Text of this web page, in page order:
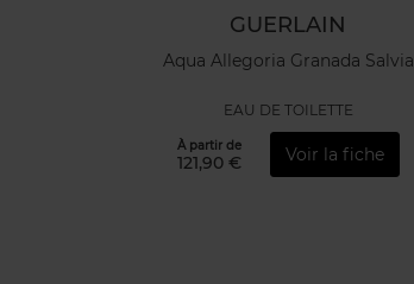
GUERLAIN
Aqua Allegoria Granada Salvia
EAU DE TOILETTE
À partir de
121,90 € Voir la fiche